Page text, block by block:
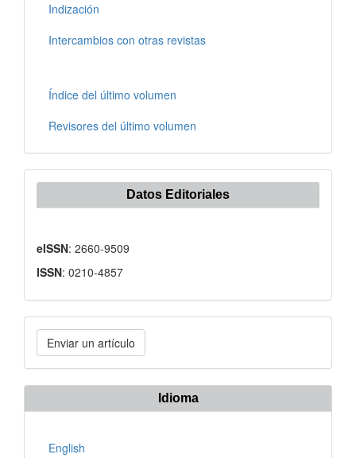
Indización
Intercambios con otras revistas
Índice del último volumen
Revisores del último volumen
Datos Editoriales
eISSN: 2660-9509
ISSN: 0210-4857
Enviar
un
artículo
Enviar un artículo
Idioma
English